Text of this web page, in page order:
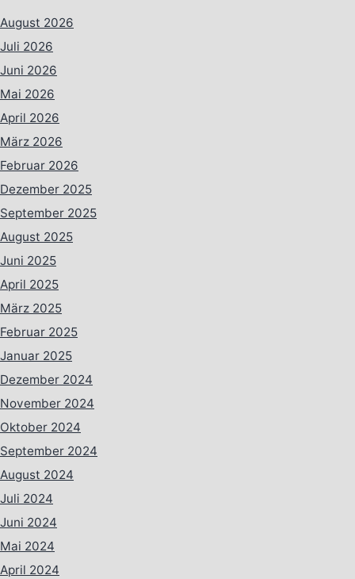
August 2026
Juli 2026
Juni 2026
Mai 2026
April 2026
März 2026
Februar 2026
Dezember 2025
September 2025
August 2025
Juni 2025
April 2025
März 2025
Februar 2025
Januar 2025
Dezember 2024
November 2024
Oktober 2024
September 2024
August 2024
Juli 2024
Juni 2024
Mai 2024
April 2024